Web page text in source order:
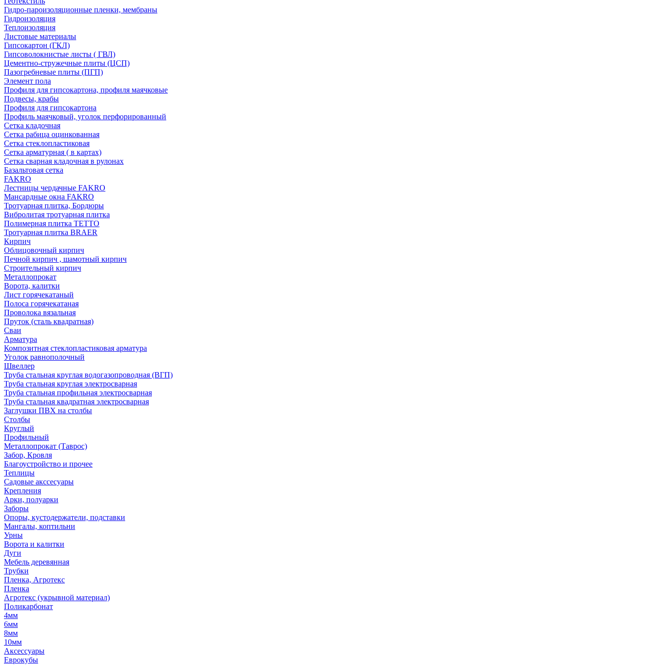
Гидро-пароизоляционные пленки, мембраны
Гидроизоляция
Теплоизоляция
Листовые материалы
Гипсокартон (ГКЛ)
Гипсоволокнистые листы ( ГВЛ)
Цементно-стружечные плиты (ЦСП)
Пазогребневые плиты (ПГП)
Элемент пола
Профиля для гипсокартона, профиля маячковые
Подвесы, крабы
Профиля для гипсокартона
Профиль маячковый, уголок перфорированный
Сетка кладочная
Сетка рабица оцинкованная
Сетка стеклопластиковая
Сетка арматурная ( в картах)
Сетка сварная кладочная в рулонах
Базальтовая сетка
FAKRO
Лестницы чердачные FAKRO
Мансардные окна FAKRO
Тротуарная плитка, Бордюры
Вибролитая тротуарная плитка
Полимерная плитка TETTO
Тротуарная плитка BRAER
Кирпич
Облицовочный кирпич
Печной кирпич , шамотный кирпич
Строительный кирпич
Металлопрокат
Ворота, калитки
Лист горячекатаный
Полоса горячекатаная
Проволока вязальная
Пруток (сталь квадратная)
Сваи
Арматура
Композитная стеклопластиковая арматура
Уголок равнополочный
Швеллер
Труба стальная круглая водогазопроводная (ВГП)
Труба стальная круглая электросварная
Труба стальная профильная электросварная
Труба стальная квадратная электросварная
Заглушки ПВХ на столбы
Столбы
Круглый
Профильный
Металлопрокат (Таврос)
Забор, Кровля
Благоустройство и прочее
Теплицы
Садовые акссесуары
Крепления
Арки, полуарки
Заборы
Опоры, кустодержатели, подставки
Мангалы, коптильни
Урны
Ворота и калитки
Дуги
Мебель деревянная
Трубки
Пленка, Агротекс
Пленка
Агротекс (укрывной материал)
Поликарбонат
4мм
6мм
8мм
10мм
Аксессуары
Еврокубы